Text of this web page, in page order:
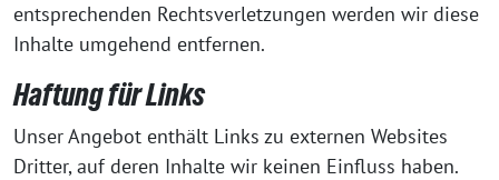
entsprechenden Rechtsverletzungen werden wir diese
Inhalte umgehend entfernen.
Haftung für Links
Unser Angebot enthält Links zu externen Websites
Dritter, auf deren Inhalte wir keinen Einfluss haben.